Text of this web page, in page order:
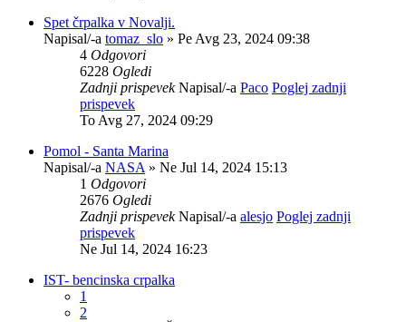
Spet črpalka v Novalji.
Napisal/-a tomaz_slo » Pe Avg 23, 2024 09:38
4 Odgovori
6228 Ogledi
Zadnji prispevekNapisal/-a Paco Poglej zadnji
prispevek
To Avg 27, 2024 09:29
Pomol - Santa Marina
Napisal/-a NASA » Ne Jul 14, 2024 15:13
1 Odgovori
2676 Ogledi
Zadnji prispevekNapisal/-a alesjo Poglej zadnji
prispevek
Ne Jul 14, 2024 16:23
IST- bencinska crpalka
1
2